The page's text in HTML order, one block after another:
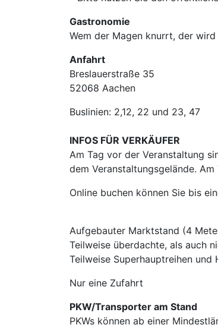
Gastronomie
Wem der Magen knurrt, der
Anfahrt
Breslauerstraße 35
52068 Aachen
Buslinien: 2,12, 22 und 23, 47
INFOS FÜR VERKÄUFER
Am Tag vor der Veranstaltung
dem Veranstaltungsgelände.
Online buchen können Sie bis
Aufgebauter Marktstand (4
Teilweise überdachte, als auch
Teilweise Superhauptreihen und
Nur eine Zufahrt
PKW/Transporter am Stand
PKWs können ab einer